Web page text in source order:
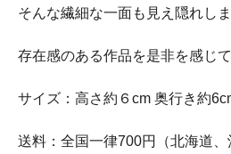
そんな繊細な一面も見え隠れしま
存在感のある作品を是非を感じて
サイズ：高さ約６cm 奥行き約
送料：全国一律700円（北海道